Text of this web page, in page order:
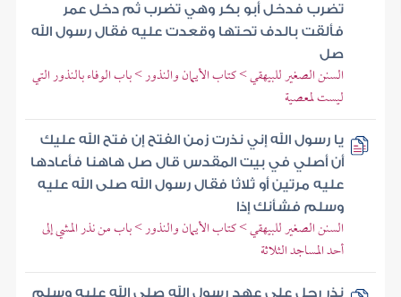
تضرب فدخل أبو بكر وهي تضرب ثم دخل عمر
فألقت بالدف تحتها وقعدت عليه فقال رسول الله
صل
السنن الصغير للبيهقي > كتاب الأيمان والنذور > باب الوفاء بالنذور التي
ليست لمعصية
يا رسول الله إني نذرت زمن الفتح إن فتح الله عليك
أن أصلي في بيت المقدس قال صل هاهنا فأعادها
عليه مرتين أو ثلاثا فقال رسول الله صلى الله عليه
وسلم فشأنك إذا
السنن الصغير للبيهقي > كتاب الأيمان والنذور > باب من نذر المشي إلى
أحد المساجد الثلاثة
نذر رجل على عهد رسول الله صلى الله عليه وسلم